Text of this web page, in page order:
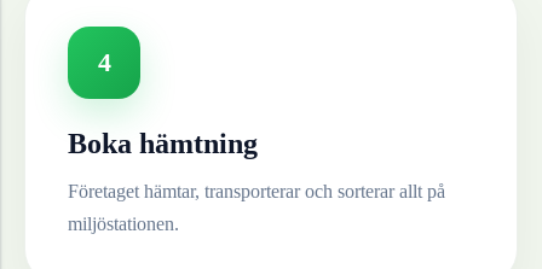
4
Boka hämtning
Företaget hämtar, transporterar och sorterar allt på
miljöstationen.